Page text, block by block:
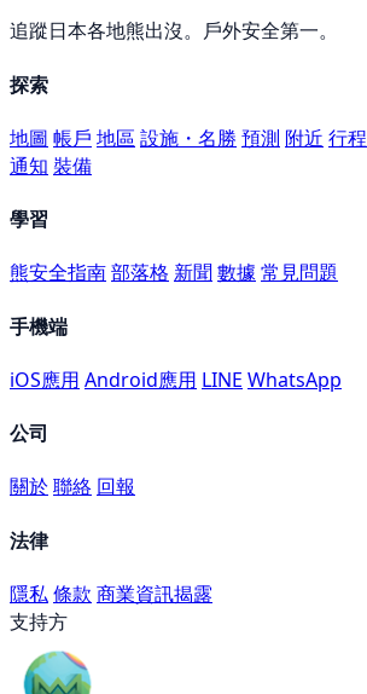
追蹤日本各地熊出沒。戶外安全第一。
探索
地圖 帳戶 地區 設施・名勝 預測 附近 行
通知 裝備
學習
熊安全指南部落格 新聞數據 常見問題
手機端
iOS應用 Android應用 LINE WhatsApp
公司
關於聯絡 回報
法律
隱私條款 商業資訊揭露
支持方